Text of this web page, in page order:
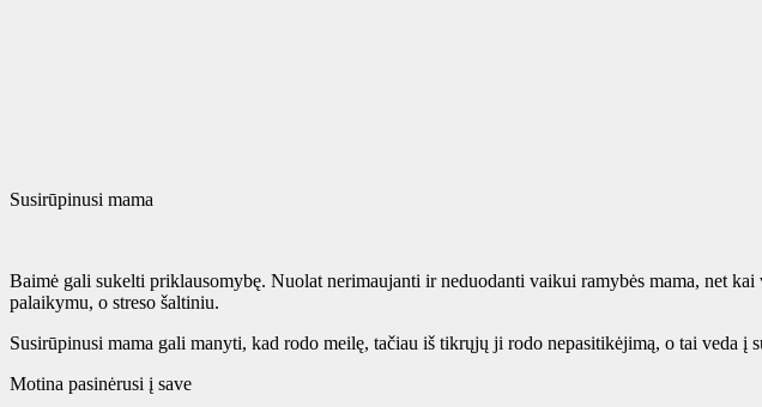
Susirūpinusi mama
Baimė gali sukelti priklausomybę. Nuolat nerimaujanti ir neduodanti vaikui ramybės mama, net
palaikymu, o streso šaltiniu.
Susirūpinusi mama gali manyti, kad rodo meilę, tačiau iš tikrųjų ji rodo nepasitikėjimą, o tai veda į
Motina pasinėrusi į save